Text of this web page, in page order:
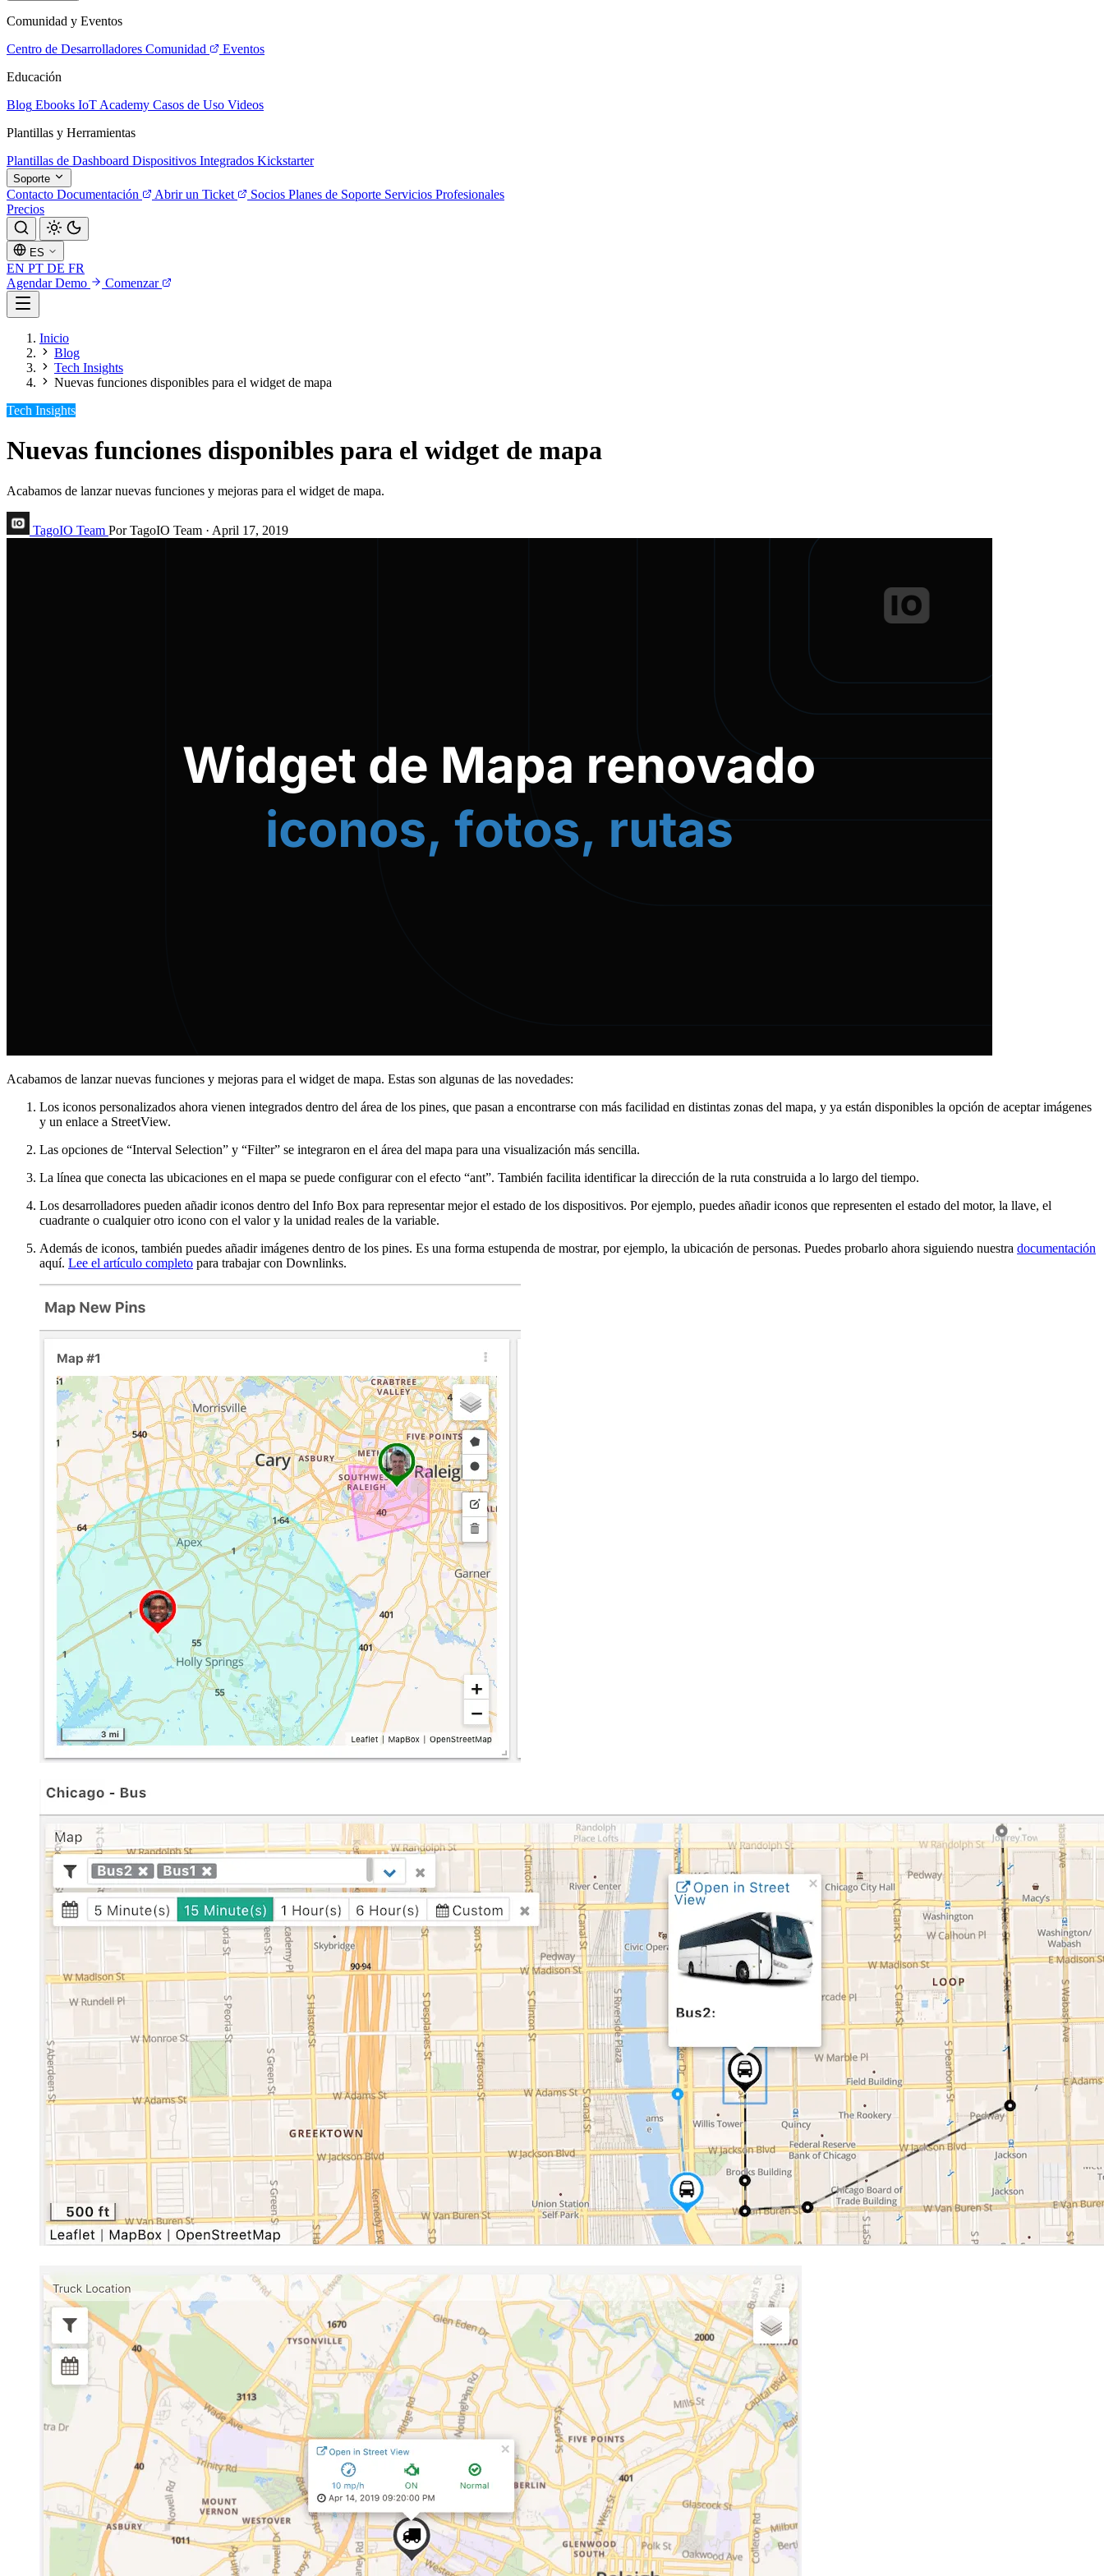
Comunidad y Eventos
Centro de Desarrolladores Comunidad
Eventos
Educación
Blog Ebooks IoT Academy Casos de Uso Videos
Plantillas y Herramientas
Plantillas de Dashboard Dispositivos Integrados Kickstarter
Soporte
Contacto Documentación Abrir un Ticket Socios Planes de Soporte Servicios Profesionales
Precios
ES
EN PT DE FR
Agendar Demo
Comenzar
Inicio
Blog
Tech Insights
Nuevas funciones disponibles para el widget de mapa
Tech Insights
Nuevas funciones disponibles para el widget de mapa
Acabamos de lanzar nuevas funciones y mejoras para el widget de mapa.
TagoIO Team Por TagoIO Team · April 17, 2019
Acabamos de lanzar nuevas funciones y mejoras para el widget de mapa. Estas son algunas de las novedades:
Los iconos personalizados ahora vienen integrados dentro del área de los pines, que pasan a encontrarse con más facilidad en distintas zonas del mapa, y ya están disponibles la opción de aceptar imágenes
y un enlace a StreetView.
Las opciones de “Interval Selection” y “Filter” se integraron en el área del mapa para una visualización más sencilla.
La línea que conecta las ubicaciones en el mapa se puede configurar con el efecto “ant”. También facilita identificar la dirección de la ruta construida a lo largo del tiempo.
Los desarrolladores pueden añadir iconos dentro del Info Box para representar mejor el estado de los dispositivos. Por ejemplo, puedes añadir iconos que representen el estado del motor, la llave, el
cuadrante o cualquier otro icono con el valor y la unidad reales de la variable.
Además de iconos, también puedes añadir imágenes dentro de los pines. Es una forma estupenda de mostrar, por ejemplo, la ubicación de personas. Puedes probarlo ahora siguiendo nuestra documentación
aquí. Lee el artículo completo para trabajar con Downlinks.